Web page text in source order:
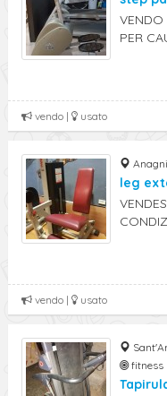
VENDO
PER
vendo | usato
leg
vendo | usato
fitness